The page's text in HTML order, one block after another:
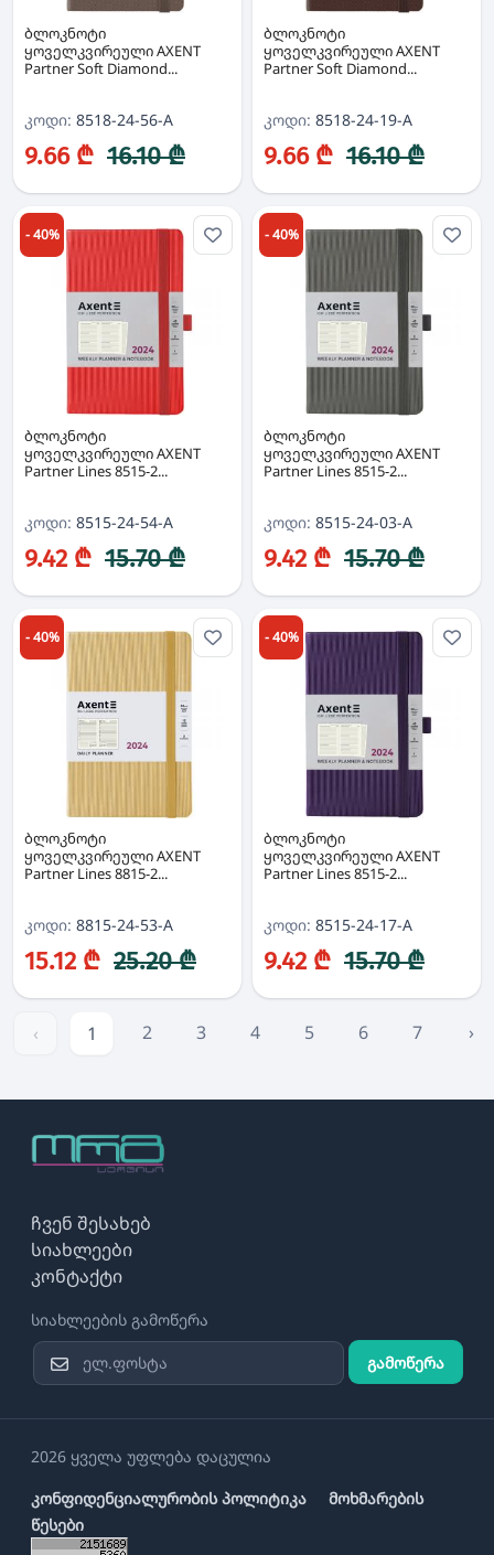
ბლოკნოტი
ყოველკვირეული AXENT
Partner Soft Diamond...
კოდი: 8518-24-56-A
9.66 ₾ 16.10 ₾
ბლოკნოტი
ყოველკვირეული AXENT
Partner Soft Diamond...
კოდი: 8518-24-19-A
9.66 ₾ 16.10 ₾
- 40%
ბლოკნოტი
ყოველკვირეული AXENT
Partner Lines 8515-2...
კოდი: 8515-24-54-A
9.42 ₾ 15.70 ₾
- 40%
ბლოკნოტი
ყოველკვირეული AXENT
Partner Lines 8515-2...
კოდი: 8515-24-03-A
9.42 ₾ 15.70 ₾
- 40%
ბლოკნოტი
ყოველკვირეული AXENT
Partner Lines 8815-2...
კოდი: 8815-24-53-A
15.12 ₾ 25.20 ₾
- 40%
ბლოკნოტი
ყოველკვირეული AXENT
Partner Lines 8515-2...
კოდი: 8515-24-17-A
9.42 ₾ 15.70 ₾
‹ 1 2 3 4 5 6 7 ›
ჩვენ შესახებ
სიახლეები
კონტაქტი
სიახლეების გამოწერა
გამოწერა
2026 ყველა უფლება დაცულია
კონფიდენციალურობის პოლიტიკა
მოხმარების
წესები